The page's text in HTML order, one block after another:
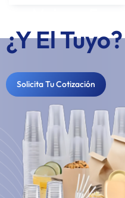
¿Y El Tuyo?
Solicita Tu Cotización